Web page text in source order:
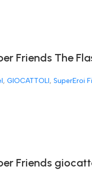
Friends The
, GIOCATTOLI, SuperEroi
Friends